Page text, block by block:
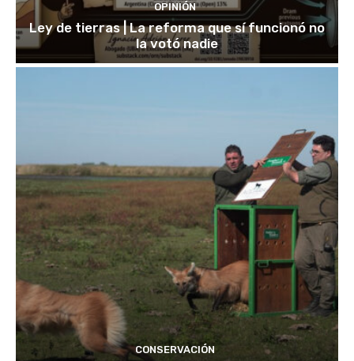
OPINIÓN
Ley de tierras | La reforma que sí funcionó no
la votó nadie
CONSERVACIÓN